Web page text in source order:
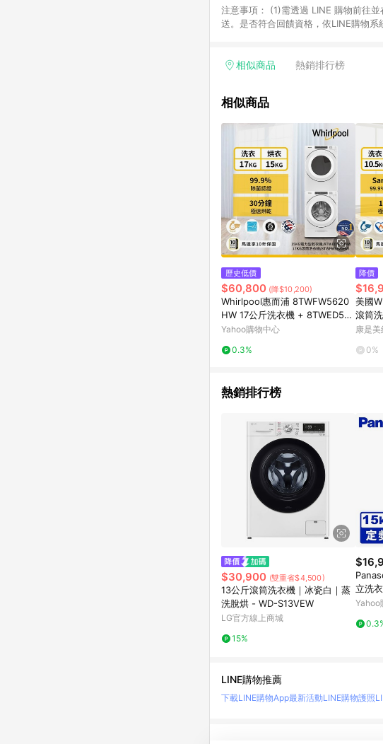
注意事項：​ (1)需透過 LINE 購物前往
送。​是否符合回饋資格，依LINE購物
「LINE購物通知」之官方帳號訊息通
相似商品 熱銷排行榜
相似商品
歷史低價
$60,800 (降$10,200)
Whirlpool惠而浦 8TWFW5620
HW 17公斤洗衣機 + 8TWED562
0HW 15公斤乾衣機 電力型
Yahoo購物中心
0.3%
降價
美國
滾筒
康是
0%
熱銷排行榜
$30,900 (雙重省$4,500)
13公斤滾筒洗衣機｜冰瓷白｜蒸
洗脫烘 - WD-S13VEW
LG官方線上商城
15%
Panasonic
立洗
Yahoo
LINE購物推薦
下載LINE購物App最新活動LINE購物護照